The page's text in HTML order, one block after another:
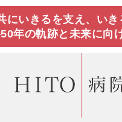
にいきるを支え、いき
年の軌跡と未来に向